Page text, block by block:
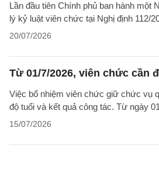
Lần đầu tiên Chính phủ ban hành
lý kỷ luật viên chức tại Nghị định 112/
20/07/2026
Từ 01/7/2026, viên chức cần
Việc bổ nhiệm viên chức giữ chức vụ
độ tuổi và kết quả công tác. Từ ngày
15/07/2026